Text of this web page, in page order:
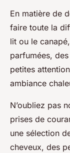
En matière de
faire toute la
lit ou le
parfumées,
petites
ambiance
N’oubliez pas
prises de
une sélection
cheveux, des